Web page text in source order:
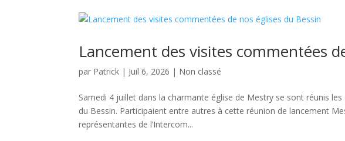
Lancement des visites commentées
par Patrick | Juil 6, 2026 | Non classé
Samedi 4 juillet dans la charmante église de Mestry se sont réunis
du Bessin. Participaient entre autres à cette réunion de lancement
représentantes de l’Intercom...